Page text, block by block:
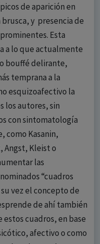
de aparición en
y presencia de
Esta
a lo que actualmente
bouffé delirante,
temprana a la
esquizoafectivo la
los autores, sin
con sintomatología
como Kasanin,
Angst, Kleist o
las
“cuadros
vez el concepto de
de ahí también
cuadros, en base
afectivo o como